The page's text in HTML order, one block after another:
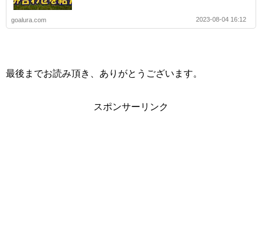
goalura.com 2023-08-04 16:12
最後までお読み頂き、ありがとうございます。
スポンサーリンク